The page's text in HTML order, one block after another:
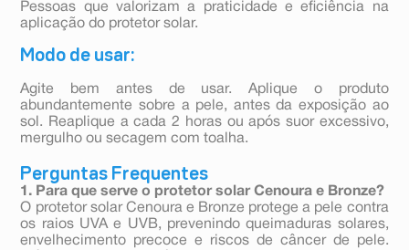
Pessoas que valorizam a praticidade e eficiência na
aplicação do protetor solar.
Modo de usar:
Agite bem antes de usar. Aplique o produto
abundantemente sobre a pele, antes da exposição ao
sol. Reaplique a cada 2 horas ou após suor excessivo,
mergulho ou secagem com toalha.
Perguntas Frequentes
1. Para que serve o protetor solar Cenoura e Bronze?
O protetor solar Cenoura e Bronze protege a pele contra
os raios UVA e UVB, prevenindo queimaduras solares,
envelhecimento precoce e riscos de câncer de pele.